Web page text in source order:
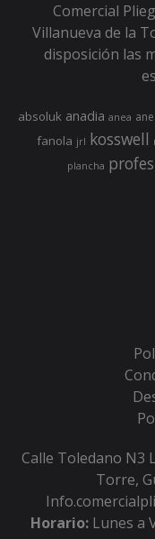
Comercial
Villanueva de la
disposición las
absoluk anadia anea
fanola jrl kosswell
plancha
Calle Toledano N3
Torre,
Horario: Lunes a